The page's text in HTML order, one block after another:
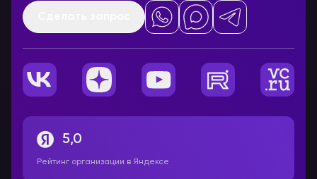
5,0
Рейтинг организации в Яндексе